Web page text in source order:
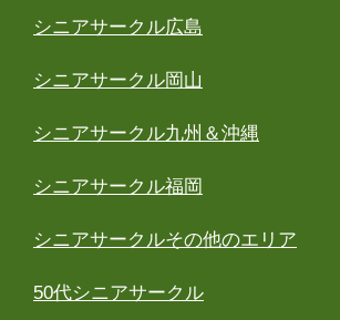
シニアサークル広島
シニアサークル岡山
シニアサークル九州＆沖縄
シニアサークル福岡
シニアサークルその他のエリア
50代シニアサークル